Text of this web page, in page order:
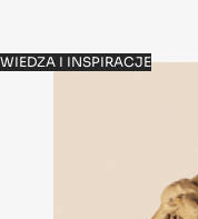
WIEDZA I INSPIRACJE